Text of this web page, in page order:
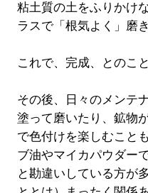
粘土質の土をふりかけ
ラスで「根気よく」磨
これで、完成、とのこと
その後、日々のメンテ
塗って磨いたり、鉱物
で色付けを楽しむこと
ブ油やマイカパウダー
と勘違いしている方が